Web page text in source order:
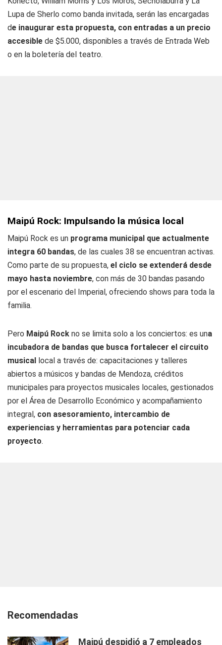
Lupa de Sherlo como banda invitada, serán las encargadas
de inaugurar esta propuesta, con entradas a un precio
accesible de $5.000, disponibles a través de Entrada Web
o en la boletería del teatro.
Maipú Rock: Impulsando la música local
Maipú Rock es un programa municipal que actualmente
integra 60 bandas, de las cuales 38 se encuentran activas.
Como parte de su propuesta, el ciclo se extenderá desde
mayo hasta noviembre, con más de 30 bandas pasando
por el escenario del Imperial, ofreciendo shows para toda la
familia.
Pero Maipú Rock no se limita solo a los conciertos: es una
incubadora de bandas que busca fortalecer el circuito
musical local a través de: capacitaciones y talleres
abiertos a músicos y bandas de Mendoza, créditos
municipales para proyectos musicales locales, gestionados
por el Área de Desarrollo Económico y acompañamiento
integral, con asesoramiento, intercambio de
experiencias y herramientas para potenciar cada
proyecto.
Recomendadas
Maipú despidió a 7 empleados